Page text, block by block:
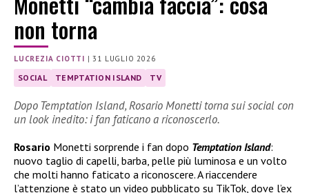
non torna
LUCREZIA CIOTTI |31 LUGLIO 2026
SOCIAL TEMPTATION ISLAND TV
Dopo Temptation Island, Rosario Monetti torna sui social con
un look inedito: i fan faticano a riconoscerlo.
Rosario Monetti sorprende i fan dopo Temptation Island:
nuovo taglio di capelli, barba, pelle più luminosa e un volto
che molti hanno faticato a riconoscere. A riaccendere
l’attenzione è stato un video pubblicato su TikTok, dove l’ex